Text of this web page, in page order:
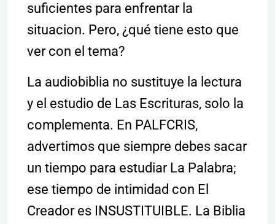
suficientes para enfrentar la
situacion. Pero, ¿qué tiene esto que
ver con el tema?
La audiobiblia no sustituye la lectura
y el estudio de Las Escrituras, solo la
complementa. En PALFCRIS,
advertimos que siempre debes sacar
un tiempo para estudiar La Palabra;
ese tiempo de intimidad con El
Creador es INSUSTITUIBLE. La Biblia